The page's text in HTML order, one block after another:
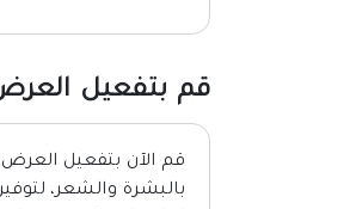
قم بتفعيل
قم الآن بتفعيل
بالبشرة والشعر،